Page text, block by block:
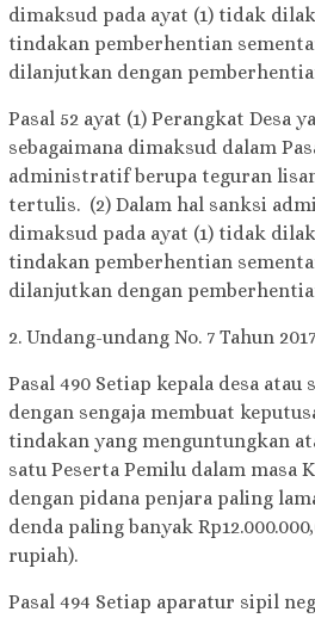
dimaksud pada ayat (1) tidak
tindakan pemberhentian
dilanjutkan dengan
Pasal 52 ayat (1) Perangkat Desa
sebagaimana dimaksud dalam
administratif berupa teguran
tertulis. (2) Dalam hal sanksi
dimaksud pada ayat (1) tidak
tindakan pemberhentian
dilanjutkan dengan
2. Undang-undang No. 7 Tahun
Pasal 490 Setiap kepala desa atau
dengan sengaja membuat
tindakan yang menguntungkan
satu Peserta Pemilu dalam masa
dengan pidana penjara paling
denda paling banyak
rupiah).
Pasal 494 Setiap aparatur sipil